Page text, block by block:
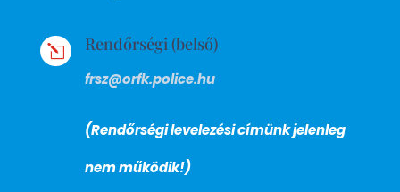
l Rendőrségi (belső)
frsz@orfk.police.hu
(Rendőrségi levelezési címünk jelenleg
nem működik!)